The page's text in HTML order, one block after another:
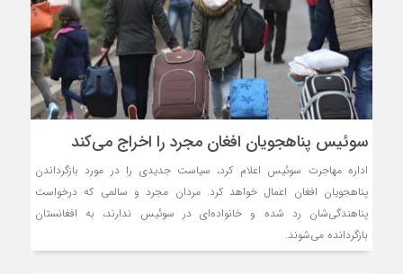
سوئیس پناهجویان افغان مجرد را اخراج می‌کند
اداره مهاجرت سوئیس اعلام کرد، سیاست جدیدی را در مورد بازگرداندن
پناهجویان افغان اعمال خواهد کرد. مردان مجرد و سالمی که درخواست
پناهندگی‌شان رد شده و خانواده‌ای در سوئیس ندارند، به افغانستان
بازگردانده می‌شوند.